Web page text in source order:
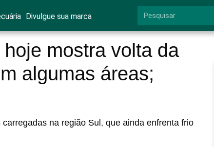
Divulgue sua marca
mostra volta da
algumas áreas;
na região Sul, que ainda enfrenta frio